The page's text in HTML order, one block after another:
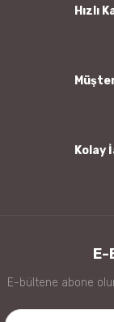
ÜrünHızlı
Kolay
E-
E-bültene abone